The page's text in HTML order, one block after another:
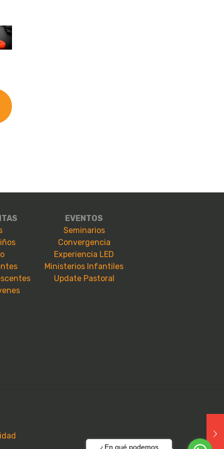
EVENTOS
Seminarios
Convergencia
Experiencia LED
Ministerios Infantiles
Update Pastoral
¿En qué podemos